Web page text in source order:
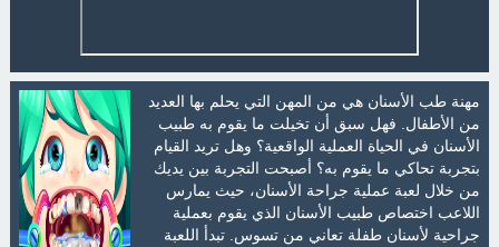
مهنة طب الأسنان هي من المهن التي يحلم بها العديد
من الأطفال. فهل سبق أن تخيلت ما يقوم به طبيب
الأسنان في الحياة العملية الواقعية؟ وهل تريد القيام
بتجربة تحاكي ما يقوم به؟ أصبحت التجربة بين يديك
من خلال لعبة عملية جراحة الأسنان، حيث يمارس
اللاعب اختصاص طبيب الأسنان الذي يقوم بعملية
جراحية لأسنان طفلة تعاني من تسوس. تبدأ اللعبة